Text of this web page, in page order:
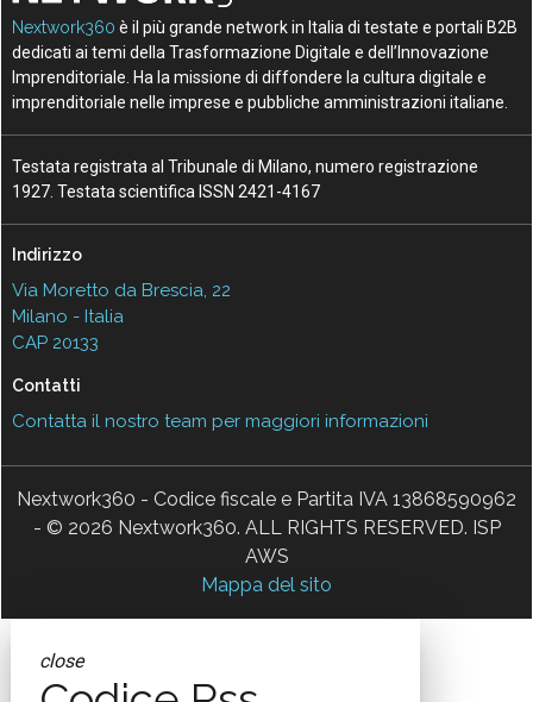
Nextwork360 è il più grande network in Italia di testate e portali B2B
dedicati ai temi della Trasformazione Digitale e dell’Innovazione
Imprenditoriale. Ha la missione di diffondere la cultura digitale e
imprenditoriale nelle imprese e pubbliche amministrazioni italiane.
Testata registrata al Tribunale di Milano, numero registrazione
1927. Testata scientifica ISSN 2421-4167
Indirizzo
Via Moretto da Brescia, 22
Milano - Italia
CAP 20133
Contatti
Contatta il nostro team per maggiori informazioni
Nextwork360 - Codice fiscale e Partita IVA 13868590962
- © 2026 Nextwork360. ALL RIGHTS RESERVED. ISP
AWS
Mappa del sito
close